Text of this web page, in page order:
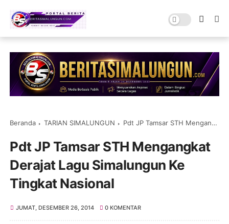
Beranda TARIAN SIMALUNGUN Pdt JP Tamsar STH Mengangkat Derajat Lagu Simalungun Ke Tingkat Nasional
Pdt JP Tamsar STH Mengangkat
Derajat Lagu Simalungun Ke
Tingkat Nasional
JUMAT, DESEMBER 26, 2014 0 KOMENTAR